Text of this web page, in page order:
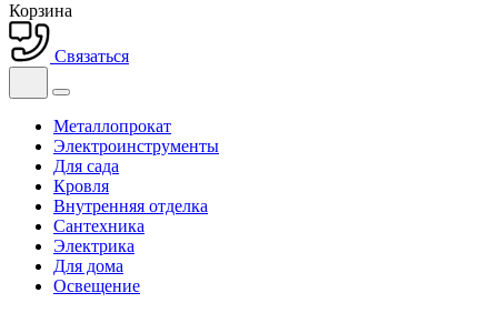
Корзина
Связаться
Металлопрокат
Электроинструменты
Для сада
Кровля
Внутренняя отделка
Сантехника
Электрика
Для дома
Освещение